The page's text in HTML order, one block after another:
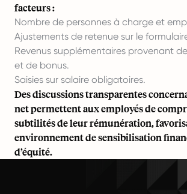
facteurs :
Nombre de personnes à charge et
Ajustements de retenue sur le
Revenus supplémentaires provenant
et de bonus.
Saisies sur salaire obligatoires.
Des discussions transparentes
net permettent aux employés de
subtilités de leur rémunération,
environnement de sensibilisation
d’équité.